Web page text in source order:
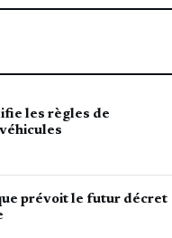
les règles de
prévoit le futur décret